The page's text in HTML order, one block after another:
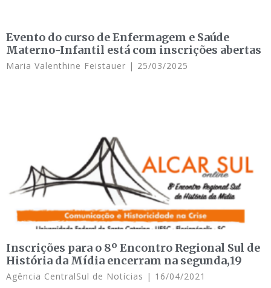
Evento do curso de Enfermagem e Saúde
Materno-Infantil está com inscrições abertas
Maria Valenthine Feistauer 25/03/2025
Inscrições para o 8º Encontro Regional Sul de
História da Mídia encerram na segunda,19
Agência CentralSul de Notícias 16/04/2021